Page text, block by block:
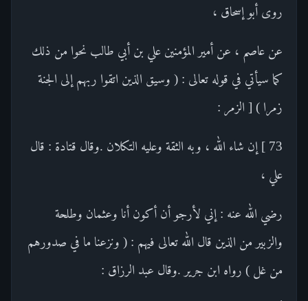
روى أبو إسحاق ،
عن عاصم ، عن أمير المؤمنين علي بن أبي طالب نحوا من ذلك
كما سيأتي في قوله تعالى : ( وسيق الذين اتقوا ربهم إلى الجنة
زمرا ) [ الزمر :
73 ] إن شاء الله ، وبه الثقة وعليه التكلان .وقال قتادة : قال
علي ،
رضي الله عنه : إني لأرجو أن أكون أنا وعثمان وطلحة
والزبير من الذين قال الله تعالى فيهم : ( ونزعنا ما في صدورهم
من غل ) رواه ابن جرير .وقال عبد الرزاق :